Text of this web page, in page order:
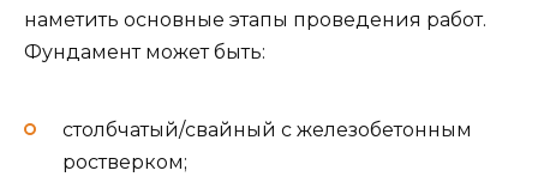
наметить основные этапы проведения работ.
Фундамент может быть:
столбчатый/свайный с железобетонным
ростверком;